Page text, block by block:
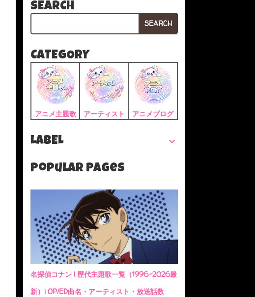
SEARCH
SEARCH
CATEGORY
アニメ主題歌 アーティスト アニメブログ
LABEL
Popular Pages
名探偵コナン | 歴代主題歌一覧（1996-2026最
新）| OP/ED曲名・アーティスト・放送話数